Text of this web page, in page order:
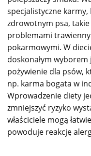
specjalistyczne
zdrowotnym psa,
problemami
pokarmowymi. W
doskonałym
pożywienie dla psów,
np. karma bogata w
Wprowadzenie diety
zmniejszyć ryzyko
właściciele mogą
powoduje reakcję